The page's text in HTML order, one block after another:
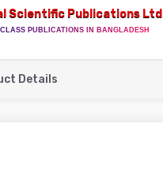
Scientific Publications Ltd
PUBLICATIONS IN BANGLADESH
Details